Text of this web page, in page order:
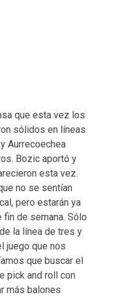
que esta vez los
sólidos en líneas
Aurrecoechea
Bozic aportó y
esta vez.
no se sentían
pero estarán ya
de semana. Sólo
la línea de tres y
juego que nos
que buscar el
pick and roll con
más balones